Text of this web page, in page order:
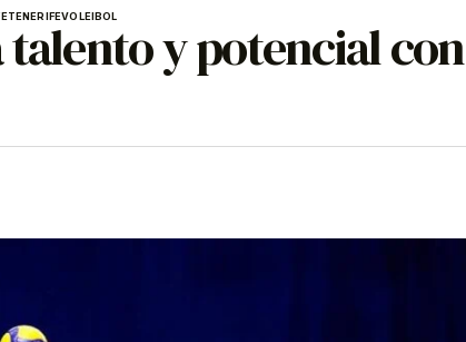
TENERIFEVOLEIBOL y potencial con